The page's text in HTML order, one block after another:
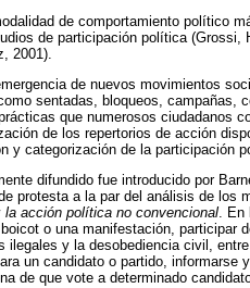
de comportamiento político
de participación política
2001).
de nuevos movimientos
sentadas, bloqueos, campañas,
que numerosos ciudadanos
de los repertorios de acción
y categorización de la participación
difundido fue introducido por
protesta a la par del análisis de los
la acción política no convencional. En
o una manifestación, participar
ilegales y la desobediencia civil,
un candidato o partido,
de que vote a determinado